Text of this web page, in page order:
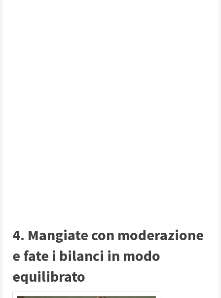
4. Mangiate con moderazione
e fate i bilanci in modo
equilibrato